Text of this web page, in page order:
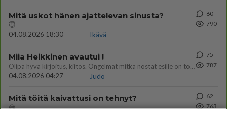
Mitä uskot hänen ajattelevan sinusta?
😇
04.08.2026 18:30
Ikävä
60
790
Miia Heikkinen avautui !
Olipa hyvä kirjoitus, kiitos. Ongelmat mitkä nostat esille on todellisia ja tämä ylimielisyys totta ja se näkyy kaikessa
04.08.2026 04:27
Judo
75
787
Mitä töitä kaivattusi on tehnyt?
😅
62
763